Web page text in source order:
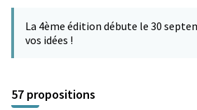
La 4ème édition débute le 30
vos idées !
57 propositions